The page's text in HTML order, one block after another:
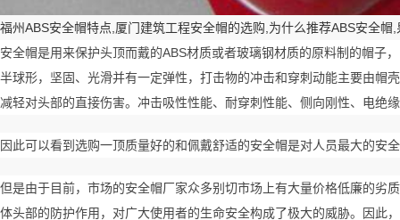
福州ABS安全帽特点,厦门建筑工程安全帽的选购,为什么推荐ABS安全
安全帽是用来保护头顶而戴的ABS材质或者玻璃钢材质的原料制的帽子
半球形，坚固、光滑并有一定弹性，打击物的冲击和穿刺动能主要由帽
减轻对头部的直接伤害。冲击吸性性能、耐穿刺性能、侧向刚性、电绝
因此可以看到选购一顶质量好的和佩戴舒适的安全帽是对人员最大的安
但是由于目前，市场的安全帽厂家众多别切市场上有大量价格低廉的劣
体头部的防护作用，对广大使用者的生命安全构成了极大的威胁。因此